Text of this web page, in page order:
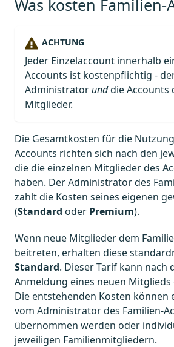
Was kosten Familien-
ACHTUNG
Jeder Einzelaccount innerhalb
Accounts ist kostenpflichtig -
Administrator unddie Accounts
Mitglieder.
Die Gesamtkosten für die
Accounts richten sich nach den
die die einzelnen Mitglieder des
haben. Der Administrator des
zahlt die Kosten seines eigenen
(Standard oder Premium).
Wenn neue Mitglieder dem
beitreten, erhalten diese
Standard. Dieser Tarif kann nach
Anmeldung eines neuen
Die entstehenden Kosten können
vom Administrator des Familien-
übernommen werden oder
jeweiligen Familienmitgliedern.